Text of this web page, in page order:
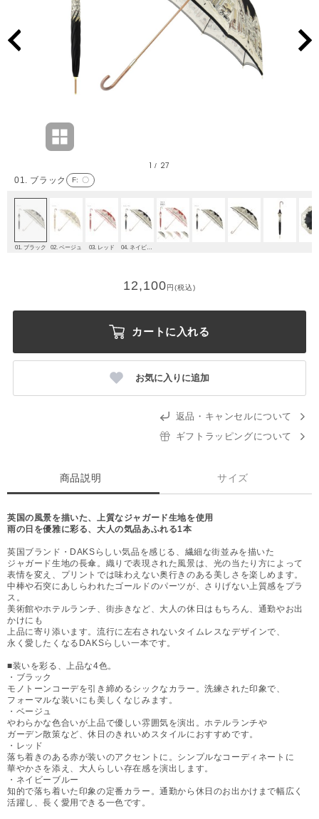
01. ブラック F: 〇
1 / 27
01. ブラック 02. ベージュ 03. レッド
12,100円(税込)
カートに入れる
お気に入りに追加
返品・キャンセルについて
ギフトラッピングについて
商品説明 サイズ
英国の風景を描いた、上質なジャガード生地を使用
雨の日を優雅に彩る、大人の気品あふれる1本
英国ブランド・DAKSらしい気品を感じる、繊細な街並みを描いた
ジャガード生地の長傘。織りで表現された風景は、光の当たり方によって
表情を変え、プリントでは味わえない奥行きのある美しさを楽しめます。
中棒や石突にあしらわれたゴールドのパーツが、さりげない上質感をプラ
ス。
美術館やホテルランチ、街歩きなど、大人の休日はもちろん、通勤やお出
かけにも
上品に寄り添います。流行に左右されないタイムレスなデザインで、
永く愛したくなるDAKSらしい一本です。
■装いを彩る、上品な4色。
・ブラック
モノトーンコーデを引き締めるシックなカラー。洗練された印象で、
フォーマルな装いにも美しくなじみます。
・ベージュ
やわらかな色合いが上品で優しい雰囲気を演出。ホテルランチや
ガーデン散策など、休日のきれいめスタイルにおすすめです。
・レッド
落ち着きのある赤が装いのアクセントに。シンプルなコーディネートに
華やかさを添え、大人らしい存在感を演出します。
・ネイビーブルー
知的で落ち着いた印象の定番カラー。通勤から休日のお出かけまで幅広く
活躍し、長く愛用できる一色です。